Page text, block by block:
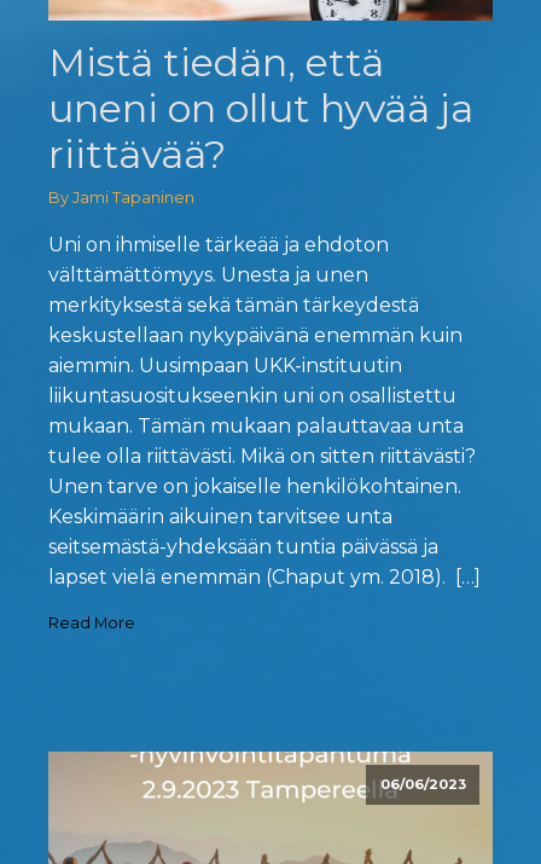
Mistä tiedän, että
uneni on ollut hyvää ja
riittävää?
By Jami Tapaninen
Uni on ihmiselle tärkeää ja ehdoton
välttämättömyys. Unesta ja unen
merkityksestä sekä tämän tärkeydestä
keskustellaan nykypäivänä enemmän kuin
aiemmin. Uusimpaan UKK-instituutin
liikuntasuositukseenkin uni on osallistettu
mukaan. Tämän mukaan palauttavaa unta
tulee olla riittävästi. Mikä on sitten riittävästi?
Unen tarve on jokaiselle henkilökohtainen.
Keskimäärin aikuinen tarvitsee unta
seitsemästä-yhdeksään tuntia päivässä ja
lapset vielä enemmän (Chaput ym. 2018). […]
Read More
06/06/2023